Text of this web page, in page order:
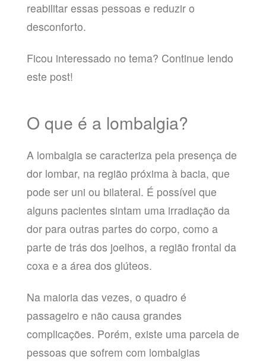
reabilitar essas pessoas e reduzir o
desconforto.
Ficou interessado no tema? Continue lendo
este post!
O que é a lombalgia?
A lombalgia se caracteriza pela presença de
dor lombar, na região próxima à bacia, que
pode ser uni ou bilateral. É possível que
alguns pacientes sintam uma irradiação da
dor para outras partes do corpo, como a
parte de trás dos joelhos, a região frontal da
coxa e a área dos glúteos.
Na maioria das vezes, o quadro é
passageiro e não causa grandes
complicações. Porém, existe uma parcela de
pessoas que sofrem com lombalgias